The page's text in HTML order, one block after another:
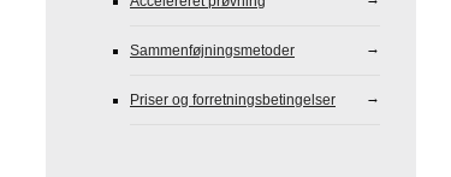
Sammenføjningsmetoder
Priser og forretningsbetingelser